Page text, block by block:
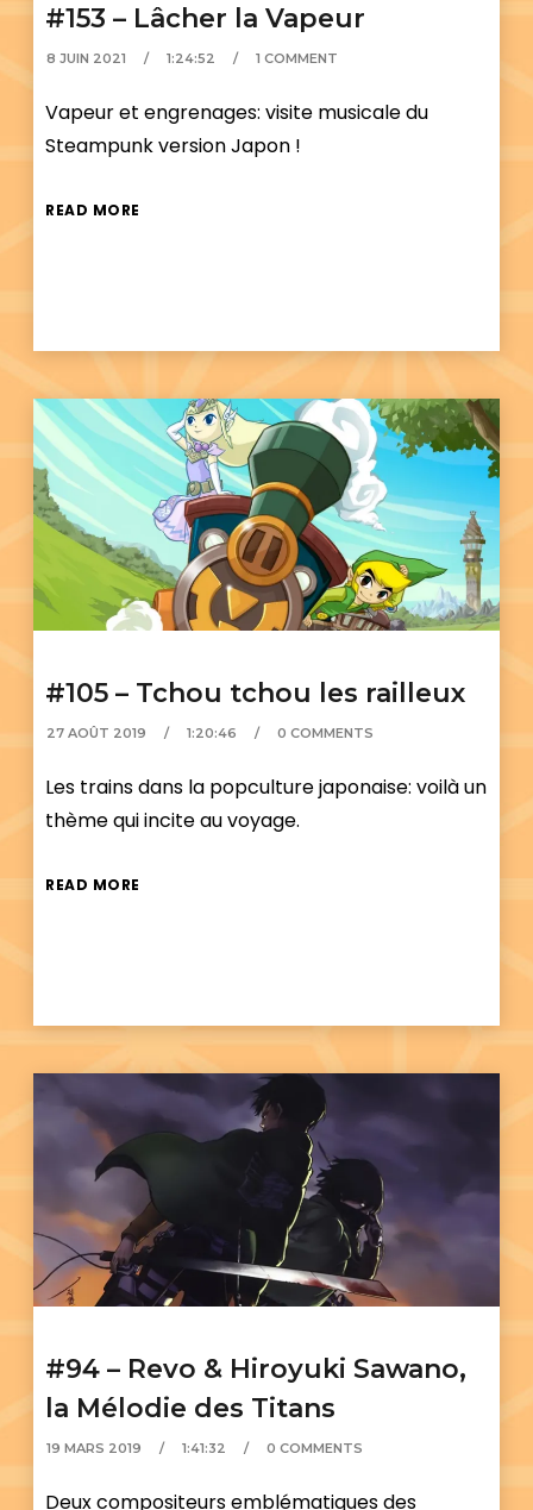
#153 – Lâcher la Vapeur
8 JUIN 2021 1:24:52 1 COMMENT
Vapeur et engrenages: visite musicale du
Steampunk version Japon !
READ MORE
#105 – Tchou tchou les railleux
27 AOÛT 2019 1:20:46 0 COMMENTS
Les trains dans la popculture japonaise: voilà un
thème qui incite au voyage.
READ MORE
#94 – Revo & Hiroyuki Sawano,
la Mélodie des Titans
19 MARS 2019 1:41:32 0 COMMENTS
Deux compositeurs emblématiques des